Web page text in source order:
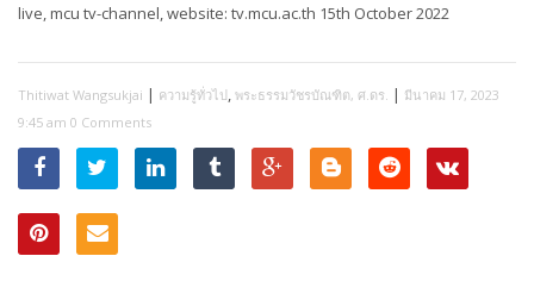
live, mcu tv-channel, website: tv.mcu.ac.th 15th October 2022
Thitiwat Wangsukjai | ความรู้ทั่วไป, พระธรรมวัชรบัณฑิต, ศ.ดร. | มีนาคม 17, 2023
9:45 am 0 Comments